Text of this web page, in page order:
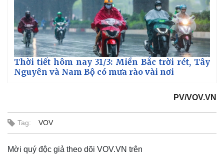
Thời tiết hôm nay 31/3: Miền Bắc trời rét, Tây
Nguyên và Nam Bộ có mưa rào vài nơi
PV/VOV.VN
Tag: VOV
Mời quý độc giả theo dõi VOV.VN trên